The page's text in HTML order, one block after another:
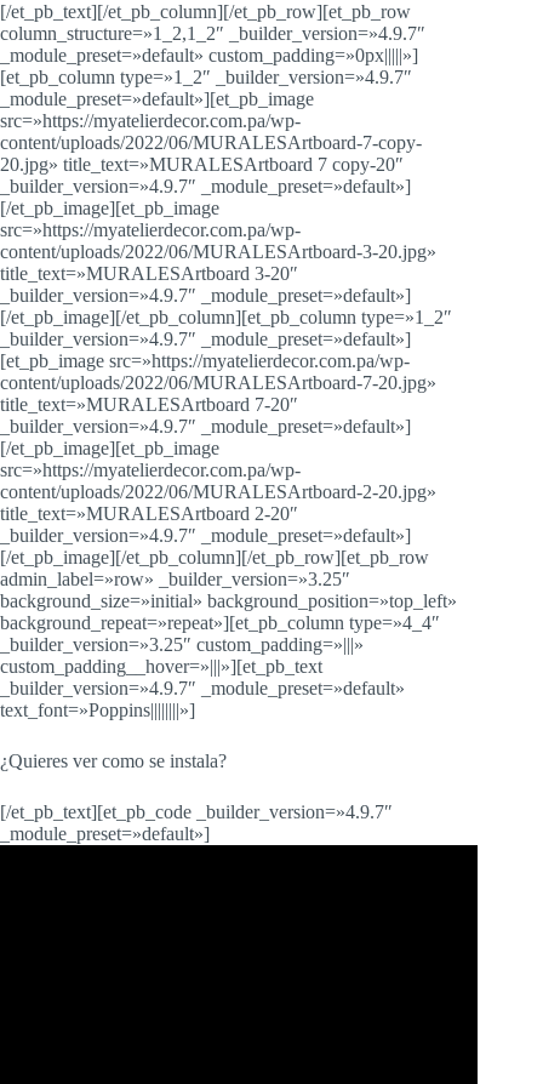
[/et_pb_text][/et_pb_column][/et_pb_row][et_pb_row
column_structure=»1_2,1_2″ _builder_version=»4.9.7″
_module_preset=»default» custom_padding=»0px|||||»]
[et_pb_column type=»1_2″ _builder_version=»4.9.7″
_module_preset=»default»][et_pb_image
src=»https://myatelierdecor.com.pa/wp-
content/uploads/2022/06/MURALESArtboard-7-copy-
20.jpg» title_text=»MURALESArtboard 7 copy-20″
_builder_version=»4.9.7″ _module_preset=»default»]
[/et_pb_image][et_pb_image
src=»https://myatelierdecor.com.pa/wp-
content/uploads/2022/06/MURALESArtboard-3-20.jpg»
title_text=»MURALESArtboard 3-20″
_builder_version=»4.9.7″ _module_preset=»default»]
[/et_pb_image][/et_pb_column][et_pb_column type=»1_2″
_builder_version=»4.9.7″ _module_preset=»default»]
[et_pb_image src=»https://myatelierdecor.com.pa/wp-
content/uploads/2022/06/MURALESArtboard-7-20.jpg»
title_text=»MURALESArtboard 7-20″
_builder_version=»4.9.7″ _module_preset=»default»]
[/et_pb_image][et_pb_image
src=»https://myatelierdecor.com.pa/wp-
content/uploads/2022/06/MURALESArtboard-2-20.jpg»
title_text=»MURALESArtboard 2-20″
_builder_version=»4.9.7″ _module_preset=»default»]
[/et_pb_image][/et_pb_column][/et_pb_row][et_pb_row
admin_label=»row» _builder_version=»3.25″
background_size=»initial» background_position=»top_left»
background_repeat=»repeat»][et_pb_column type=»4_4″
_builder_version=»3.25″ custom_padding=»|||»
custom_padding__hover=»|||»][et_pb_text
_builder_version=»4.9.7″ _module_preset=»default»
text_font=»Poppins||||||||»]
¿Quieres ver como se instala?
[/et_pb_text][et_pb_code _builder_version=»4.9.7″
_module_preset=»default»]